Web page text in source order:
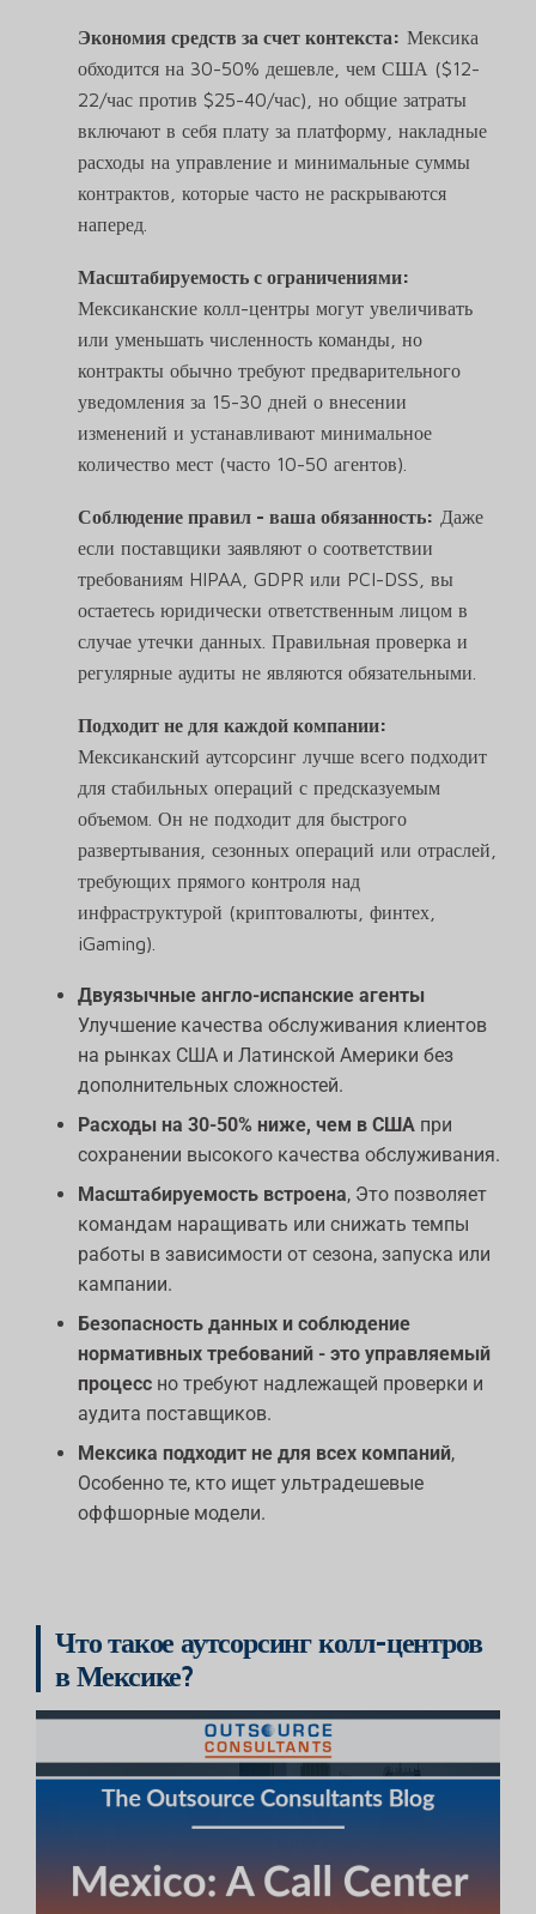
Экономия средств за счет контекста: Мексика
обходится на 30-50% дешевле, чем США ($12-
22/час против $25-40/час), но общие затраты
включают в себя плату за платформу, накладные
расходы на управление и минимальные суммы
контрактов, которые часто не раскрываются
наперед.
Масштабируемость с ограничениями:
Мексиканские колл-центры могут увеличивать
или уменьшать численность команды, но
контракты обычно требуют предварительного
уведомления за 15-30 дней о внесении
изменений и устанавливают минимальное
количество мест (часто 10-50 агентов).
Соблюдение правил - ваша обязанность: Даже
если поставщики заявляют о соответствии
требованиям HIPAA, GDPR или PCI-DSS, вы
остаетесь юридически ответственным лицом в
случае утечки данных. Правильная проверка и
регулярные аудиты не являются обязательными.
Подходит не для каждой компании:
Мексиканский аутсорсинг лучше всего подходит
для стабильных операций с предсказуемым
объемом. Он не подходит для быстрого
развертывания, сезонных операций или отраслей,
требующих прямого контроля над
инфраструктурой (криптовалюты, финтех,
iGaming).
Двуязычные англо-испанские агенты
Улучшение качества обслуживания клиентов
на рынках США и Латинской Америки без
дополнительных сложностей.
Расходы на 30-50% ниже, чем в США при
сохранении высокого качества обслуживания.
Масштабируемость встроена, Это позволяет
командам наращивать или снижать темпы
работы в зависимости от сезона, запуска или
кампании.
Безопасность данных и соблюдение
нормативных требований - это управляемый
процесс но требуют надлежащей проверки и
аудита поставщиков.
Мексика подходит не для всех компаний,
Особенно те, кто ищет ультрадешевые
оффшорные модели.
Что такое аутсорсинг колл-центров
в Мексике?